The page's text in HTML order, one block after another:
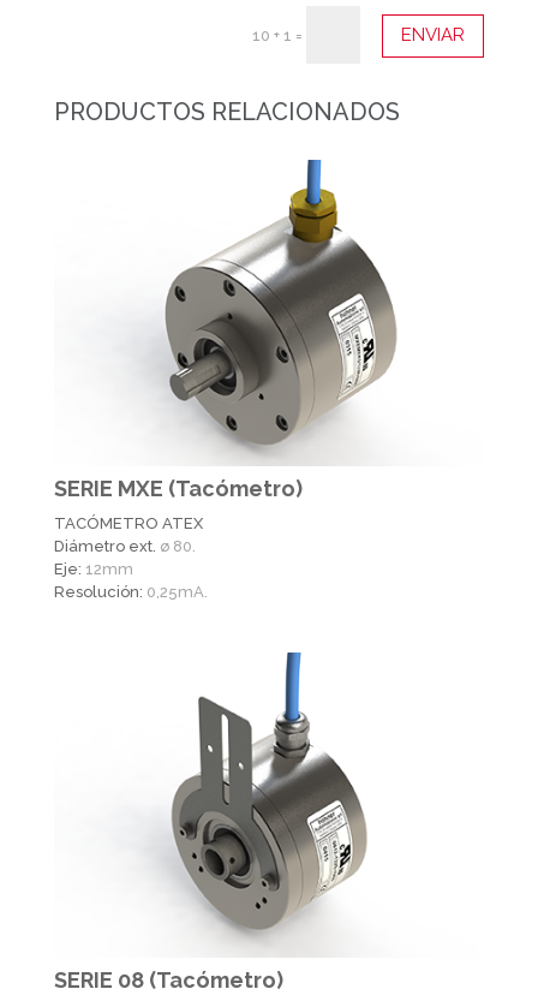
10 + 1 = ENVIAR
PRODUCTOS RELACIONADOS
SERIE MXE (Tacómetro)
TACÓMETRO ATEX
Diámetro ext. ø 80.
Eje: 12mm
Resolución: 0,25mA.
SERIE 08 (Tacómetro)